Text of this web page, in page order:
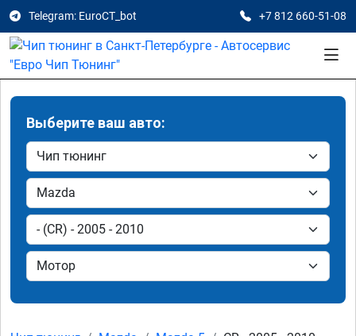
Telegram: EuroCT_bot +7 812 660-51-08
Выберите ваш авто: